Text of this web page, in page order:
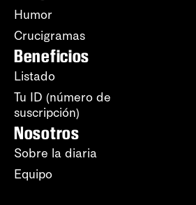
Humor
Crucigramas
Beneficios
Listado
Tu ID (número de
suscripción)
Nosotros
Sobre la diaria
Equipo